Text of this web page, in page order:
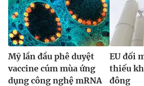
Mỹ lần đầu phê duyệt
vaccine cúm mùa ứng
dụng công nghệ mRNA
EU đối
thiếu
đông